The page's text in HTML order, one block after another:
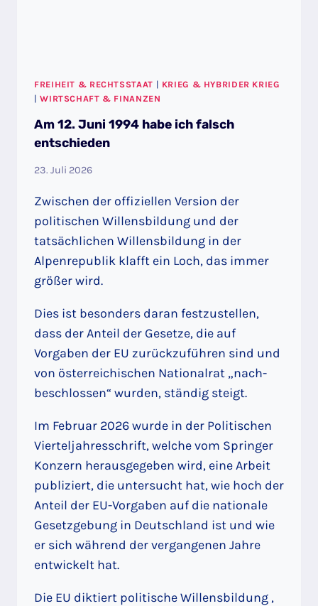
FREIHEIT & RECHTSSTAAT | KRIEG & HYBRIDER KRIEG
|WIRTSCHAFT & FINANZEN
Am 12. Juni 1994 habe ich falsch
entschieden
23. Juli 2026
Zwischen der offiziellen Version der
politischen Willensbildung und der
tatsächlichen Willensbildung in der
Alpenrepublik klafft ein Loch, das immer
größer wird.
Dies ist besonders daran festzustellen,
dass der Anteil der Gesetze, die auf
Vorgaben der EU zurückzuführen sind und
von österreichischen Nationalrat „nach-
beschlossen“ wurden, ständig steigt.
Im Februar 2026 wurde in der Politischen
Vierteljahresschrift, welche vom Springer
Konzern herausgegeben wird, eine Arbeit
publiziert, die untersucht hat, wie hoch der
Anteil der EU-Vorgaben auf die nationale
Gesetzgebung in Deutschland ist und wie
er sich während der vergangenen Jahre
entwickelt hat.
Die EU diktiert politische Willensbildung ,